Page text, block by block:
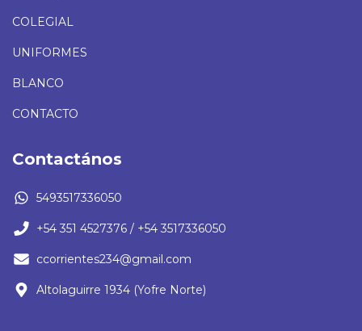
COLEGIAL
UNIFORMES
BLANCO
CONTACTO
Contactános
5493517336050
+54 351 4527376 / +54 3517336050
ccorrientes234@gmail.com
Altolaguirre 1934 (Yofre Norte)